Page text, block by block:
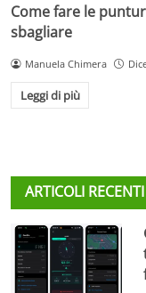
Come fare le
sbagliare
Manuela Chimera
Leggi di più
ARTICOLI RECENTI